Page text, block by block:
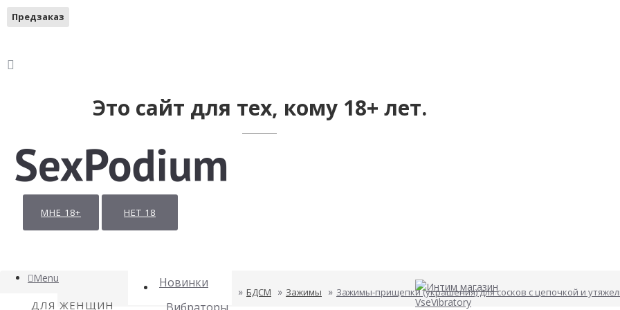
Это сайт для тех, кому 18+ лет.
МНЕ 18+ НЕТ 18
Menu
ДЛЯ ЖЕНЩИН
Новинки
БДСМ Зажимы Зажимы-прищепки (украшения) для сосков с цепочкой и
Предзаказ